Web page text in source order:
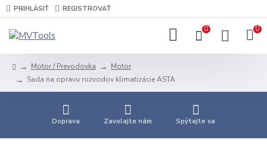
PRIHLÁSIŤ REGISTROVAŤ
0 0
Motor / Prevodovka
Motor
Sada na opravu rozvodov klimatizácie ASTA
Doprava Zavolajte nám Spýtajte sa